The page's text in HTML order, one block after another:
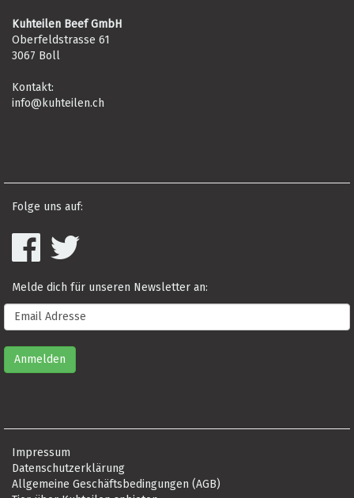
Kuhteilen Beef GmbH
Oberfeldstrasse 61
3067 Boll
Kontakt:
info@kuhteilen.ch
Folge uns auf:
Melde dich für unseren Newsletter an:
Impressum
Datenschutzerklärung
Allgemeine Geschäftsbedingungen (AGB)